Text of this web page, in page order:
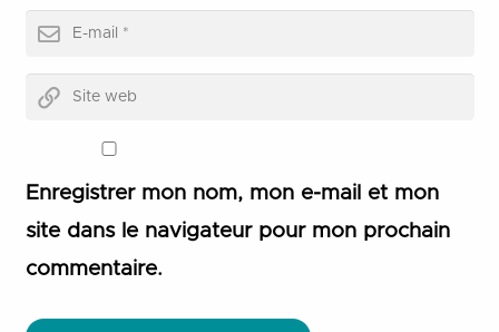
Enregistrer mon nom, mon e-mail et mon
site dans le navigateur pour mon prochain
commentaire.